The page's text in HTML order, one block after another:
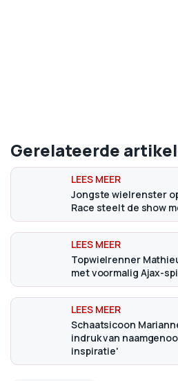
Gerelateerde
Jongste wielrenster
Race steelt de show
Topwielrenner
met voormalig Ajax-
Schaatsicoon
indruk van
inspiratie'